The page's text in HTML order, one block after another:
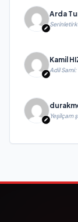
Arda
Kamil
Adil Sami:
Yeşilçam